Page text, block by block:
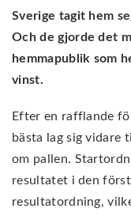
Sverige tagit hem
Och de gjorde det
hemmapublik som
vinst.
Efter en rafflande
bästa lag sig vidare
om pallen.
resultatet i den
resultatordning,